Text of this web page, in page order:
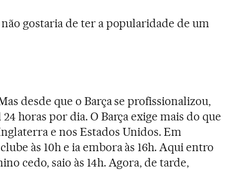
gostaria de ter a popularidade de um
desde que o Barça se profissionalizou,
horas por dia. O Barça exige mais do que
e nos Estados Unidos. Em
às 10h e ia embora às 16h. Aqui entro
cedo, saio às 14h. Agora, de tarde,